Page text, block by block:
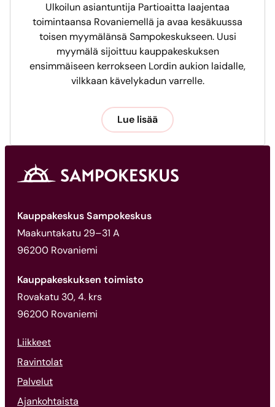
Ulkoilun asiantuntija Partioaitta laajentaa
toimintaansa Rovaniemellä ja avaa kesäkuussa
toisen myymälänsä Sampokeskukseen. Uusi
myymälä sijoittuu kauppakeskuksen
ensimmäiseen kerrokseen Lordin aukion laidalle,
vilkkaan kävelykadun varrelle.
Lue lisää
Kauppakeskus Sampokeskus
Maakuntakatu 29–31 A
96200 Rovaniemi
Kauppakeskuksen toimisto
Rovakatu 30, 4. krs
96200 Rovaniemi
Liikkeet
Ravintolat
Palvelut
Ajankohtaista